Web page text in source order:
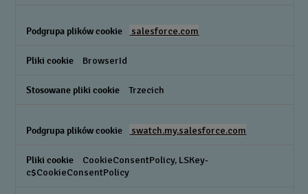
salesforce.com
BrowserId
Trzecich
swatch.my.salesforce.com
CookieConsentPolicy, LSKey-
c$CookieConsentPolicy